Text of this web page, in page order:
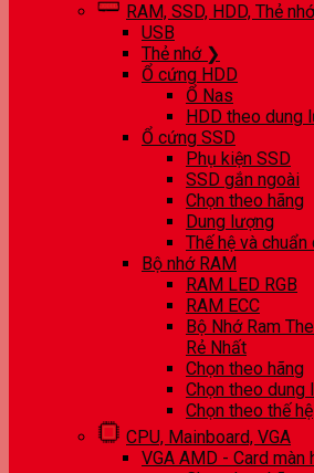
RAM, SSD, HDD, Thẻ nhớ
USB
Thẻ nhớ ❯
Ổ cứng HDD
Ổ Nas
HDD theo dung
Ổ cứng SSD
Phụ kiện SSD
SSD gắn ngoài
Chọn theo hãng
Dung lượng
Thế hệ và chuẩn
Bộ nhớ RAM
RAM LED RGB
RAM ECC
Bộ Nhớ Ram
Rẻ Nhất
Chọn theo hãng
Chọn theo dung
Chọn theo thế hệ
CPU, Mainboard, VGA
VGA AMD - Card màn